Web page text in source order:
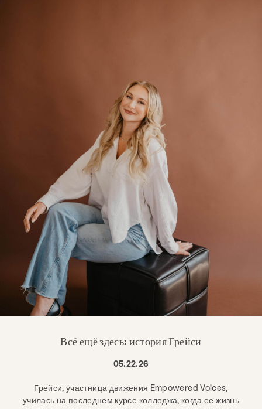
Всё ещё здесь: история Грейси
05.22.26
Грейси, участница движения Empowered Voices,
училась на последнем курсе колледжа, когда ее жизнь